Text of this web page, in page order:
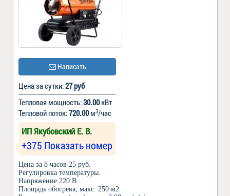
Написать
Цена за сутки:27 руб
Тепловая мощность:30.00кВт
Тепловой поток:720.00м3/час
ИП Якубовский Е. В.
+375 Показать номер
Цена за 8 часов 25 руб.
Регулировка температуры.
Напряжение 220 В.
Площадь обогрева, макс. 250 м2.